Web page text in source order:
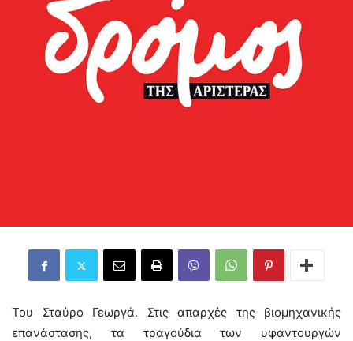
Του Σταύρο Γεωργά. Στις απαρχές της βιομηχανικής
επανάστασης, τα τραγούδια των υφαντουργών